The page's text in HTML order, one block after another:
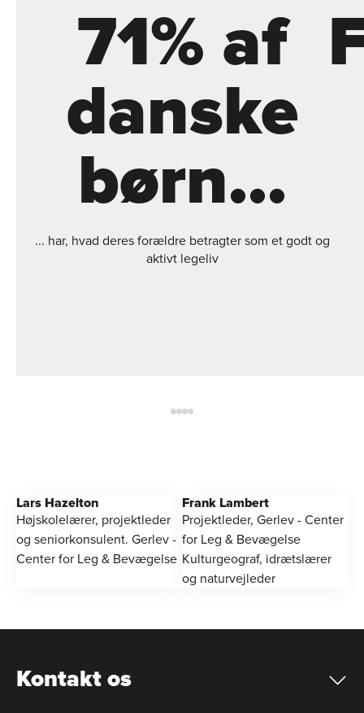
71% af
danske
børn...
... har, hvad deres forældre betragter som et godt og
aktivt legeliv
Lars Hazelton
Højskolelærer, projektleder
og seniorkonsulent. Gerlev -
Center for Leg & Bevægelse
Frank Lambert
Projektleder, Gerlev - Center
for Leg & Bevægelse
Kulturgeograf, idrætslærer
og naturvejleder
Kontakt os